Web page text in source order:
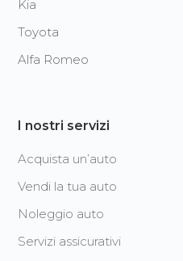
Kia
Toyota
Alfa Romeo
I nostri servizi
Acquista un’auto
Vendi la tua auto
Noleggio auto
Servizi assicurativi